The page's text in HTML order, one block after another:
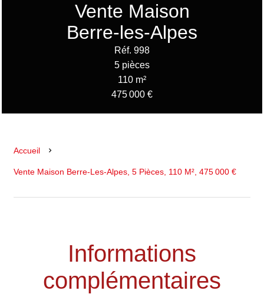
Vente Maison
Berre-les-Alpes
Réf. 998
5 pièces
110 m²
475 000 €
Accueil
Vente Maison Berre-Les-Alpes, 5 Pièces, 110 M², 475 000 €
Informations
complémentaires